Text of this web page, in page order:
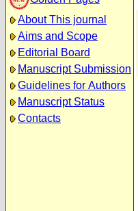
About This journal
Aims and Scope
Editorial Board
Manuscript Submission
Guidelines for Authors
Manuscript Status
Contacts